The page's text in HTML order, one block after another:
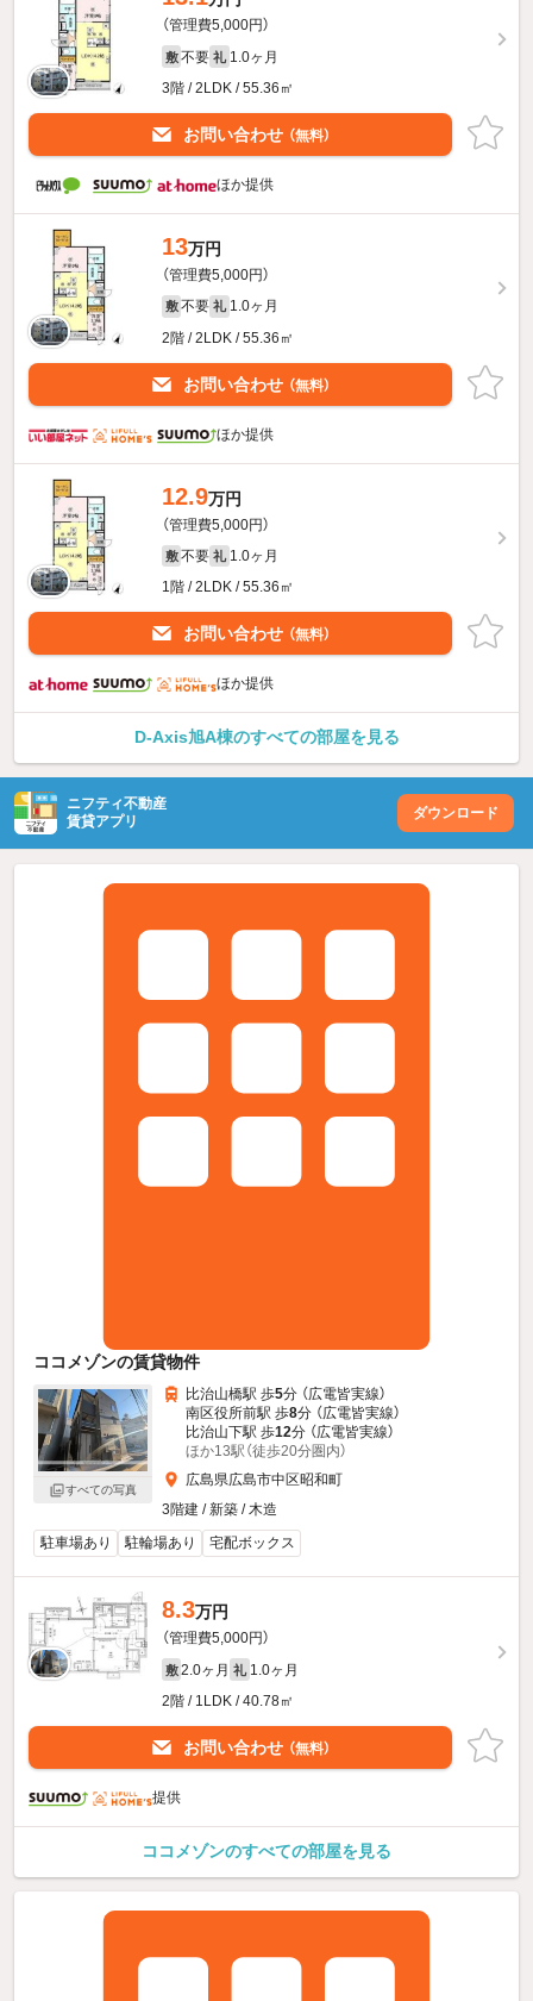
（管理費5,000円）
敷 不要 礼 1.0ヶ月
3階 / 2LDK / 55.36㎡
お問い合わせ （無料）
ほか提供
13万円
（管理費5,000円）
敷 不要 礼 1.0ヶ月
2階 / 2LDK / 55.36㎡
お問い合わせ （無料）
ほか提供
12.9万円
（管理費5,000円）
敷 不要 礼 1.0ヶ月
1階 / 2LDK / 55.36㎡
お問い合わせ （無料）
ほか提供
D-Axis旭A棟のすべての部屋を見る
ニフティ不動産
賃貸アプリ
ダウンロード
ココメゾンの賃貸物件
すべての写真
比治山橋駅 歩5分 （広電皆実線）
南区役所前駅 歩8分 （広電皆実線）
比治山下駅 歩12分 （広電皆実線）
ほか13駅（徒歩20分圏内）
広島県広島市中区昭和町
3階建 / 新築 / 木造
駐車場あり
駐輪場あり 宅配ボックス
8.3万円
（管理費5,000円）
敷 2.0ヶ月 礼 1.0ヶ月
2階 / 1LDK / 40.78㎡
お問い合わせ （無料）
提供
ココメゾンのすべての部屋を見る